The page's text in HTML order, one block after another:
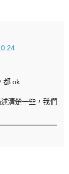
都 ok.
清楚一些，我們